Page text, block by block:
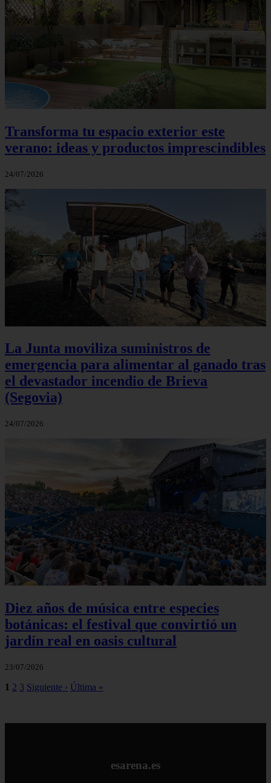
Transforma tu espacio exterior este
verano: ideas y productos imprescindibles
24/07/2026
La Junta moviliza suministros de
emergencia para alimentar al ganado tras
el devastador incendio de Brieva
(Segovia)
24/07/2026
Diez años de música entre especies
botánicas: el festival que convirtió un
jardín real en oasis cultural
23/07/2026
1 2 3 Siguiente › Última »
esarena.es